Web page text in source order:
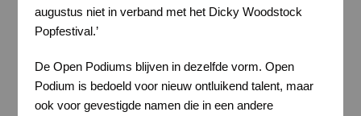
augustus niet in verband met het Dicky Woodstock
Popfestival.’
De Open Podiums blijven in dezelfde vorm. Open
Podium is bedoeld voor nieuw ontluikend talent, maar
ook voor gevestigde namen die in een andere